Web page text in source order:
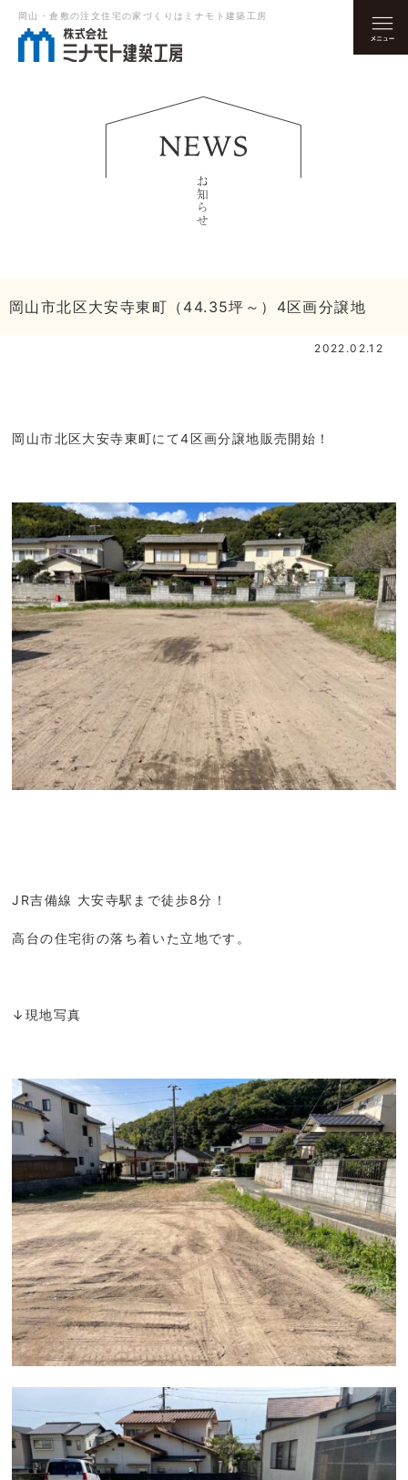
岡山・倉敷の注文住宅の家づくりはミナモト建築工房
岡山市北区大安寺東町（44.35坪～）4区画分譲地
2022.02.12
岡山市北区大安寺東町にて4区画分譲地販売開始！
JR吉備線 大安寺駅まで徒歩8分！
高台の住宅街の落ち着いた立地です。
↓現地写真